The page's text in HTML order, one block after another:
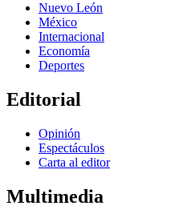
Nuevo León
México
Internacional
Economía
Deportes
Editorial
Opinión
Espectáculos
Carta al editor
Multimedia